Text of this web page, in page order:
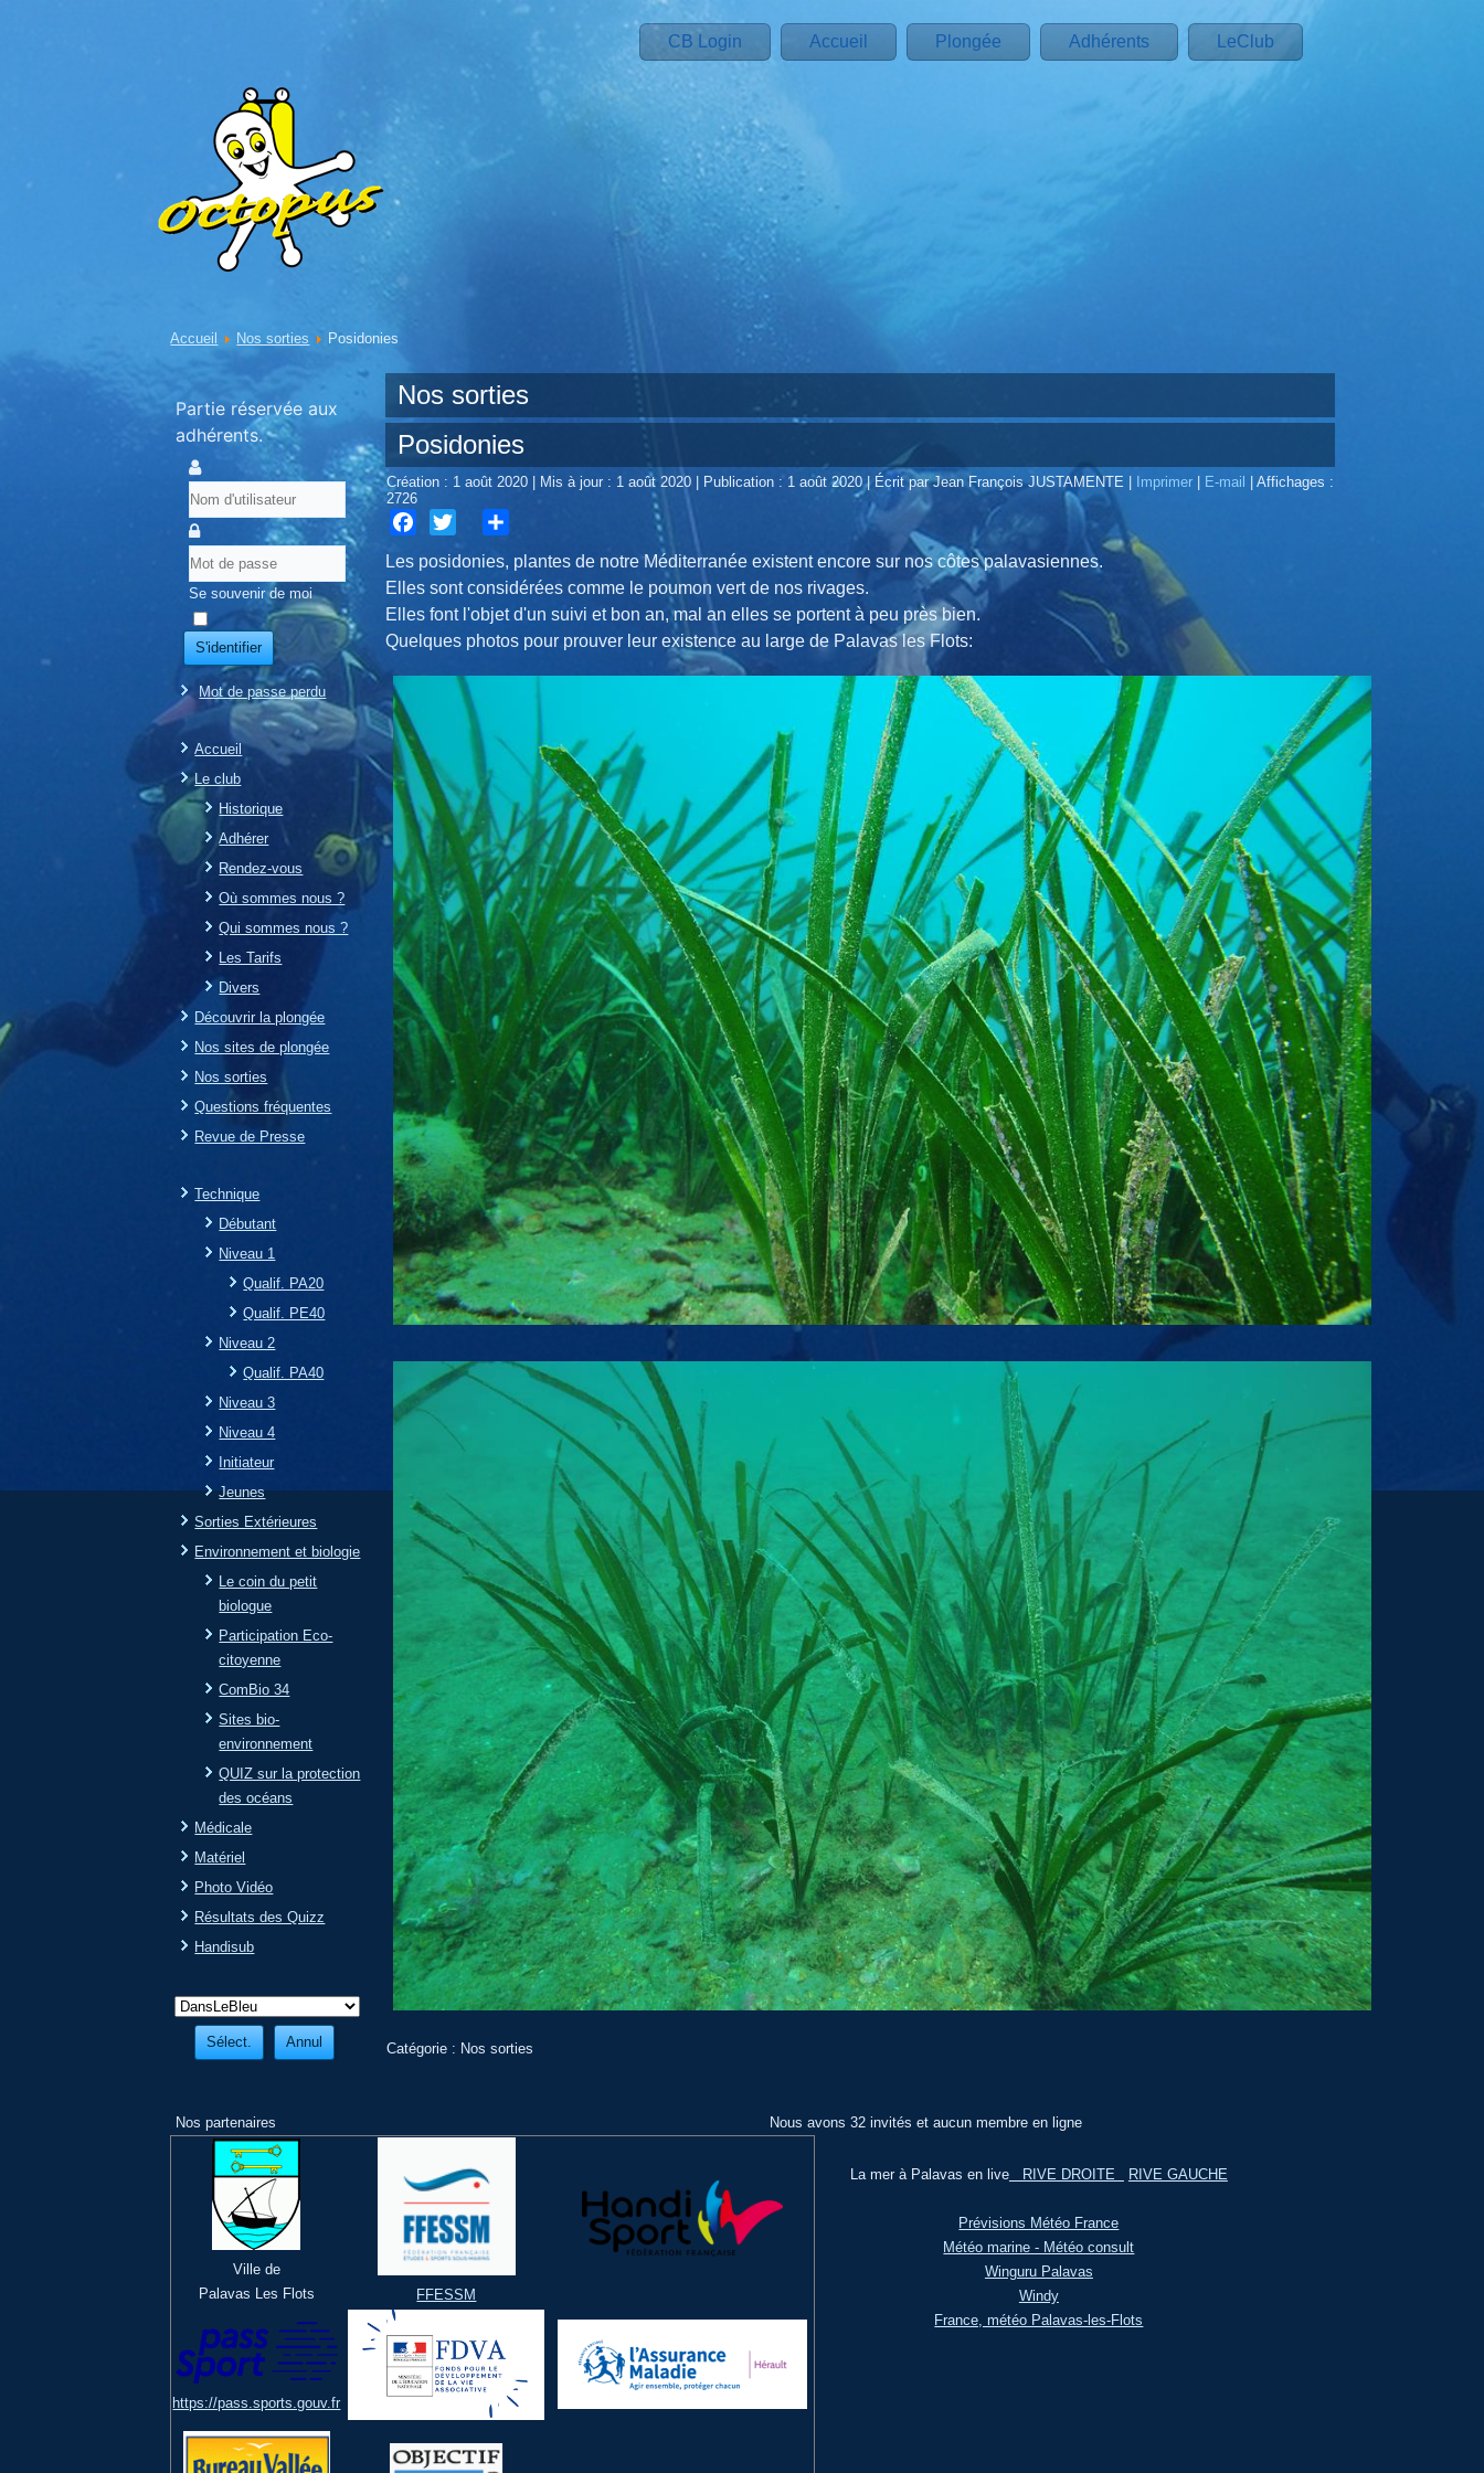
CB Login Accueil Plongée Adhérents LeClub
Accueil Nos sorties Posidonies
Partie réservée aux
adhérents.
Se souvenir de moi
S'identifier
Mot de passe perdu
Accueil
Le club
Historique
Adhérer
Rendez-vous
Où sommes nous ?
Qui sommes nous ?
Les Tarifs
Divers
Découvrir la plongée
Nos sites de plongée
Nos sorties
Questions fréquentes
Revue de Presse
Technique
Débutant
Niveau 1
Qualif. PA20
Qualif. PE40
Niveau 2
Qualif. PA40
Niveau 3
Niveau 4
Initiateur
Jeunes
Sorties Extérieures
Environnement et biologie
Le coin du petit
biologue
Participation Eco-
citoyenne
ComBio 34
Sites bio-
environnement
QUIZ sur la protection
des océans
Médicale
Matériel
Photo Vidéo
Résultats des Quizz
Handisub
Nos sorties
Posidonies
Création : 1 août 2020 Mis à jour : 1 août 2020 Publication : 1 août 2020| Écrit par Jean François JUSTAMENTE Imprimer E-mail |Affichages :
2726
Les posidonies, plantes de notre Méditerranée existent encore sur nos côtes palavasiennes.
Elles sont considérées comme le poumon vert de nos rivages.
Elles font l'objet d'un suivi et bon an, mal an elles se portent à peu près bien.
Quelques photos pour prouver leur existence au large de Palavas les Flots:
Catégorie : Nos sorties
Nos partenaires
Ville de
Palavas Les Flots
FFESSM
https://pass.sports.gouv.fr
Nous avons 32 invités et aucun membre en ligne
La mer à Palavas en liveRIVE DROITE RIVE GAUCHE
Prévisions Météo France
Météo marine - Météo consult
Winguru Palavas
Windy
France, météo Palavas-les-Flots